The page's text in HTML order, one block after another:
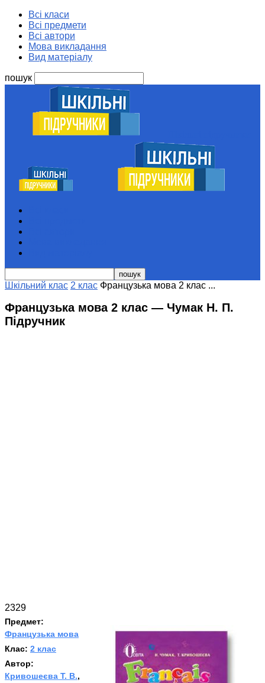
Всі класи
Всі предмети
Всі автори
Мова викладання
Вид матеріалу
пошук
Шкільний клас 2 клас Французька мова 2 клас ...
Французька мова 2 клас — Чумак Н. П.
Підручник
2329
Предмет:
Французька мова
Клас: 2 клас
Автор:
Кривошеєва Т. В.,